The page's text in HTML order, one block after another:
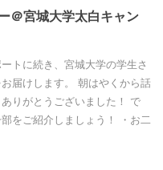
＠宮城大学太白キャン
トに続き、宮城大学の学生さ
届けします。 朝はやくから話
りがとうございました！ で
をご紹介しましょう！ ・お二